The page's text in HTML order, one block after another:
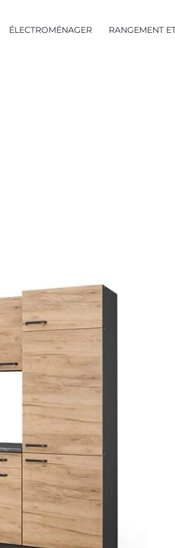
ÉLECTROMÉNAGER
RANGEMENT